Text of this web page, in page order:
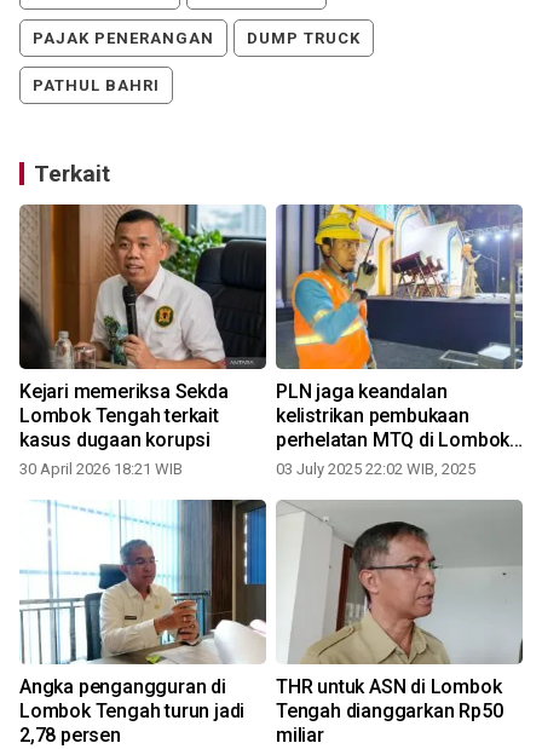
PAJAK PENERANGAN DUMP TRUCK
PATHUL BAHRI
Terkait
Kejari memeriksa Sekda
Lombok Tengah terkait
kasus dugaan korupsi
30 April 2026 18:21 WIB
PLN jaga keandalan
kelistrikan pembukaan
perhelatan MTQ di Lombok
Tengah
03 July 2025 22:02 WIB, 2025
Angka pengangguran di
Lombok Tengah turun jadi
2,78 persen
THR untuk ASN di Lombok
Tengah dianggarkan Rp50
miliar